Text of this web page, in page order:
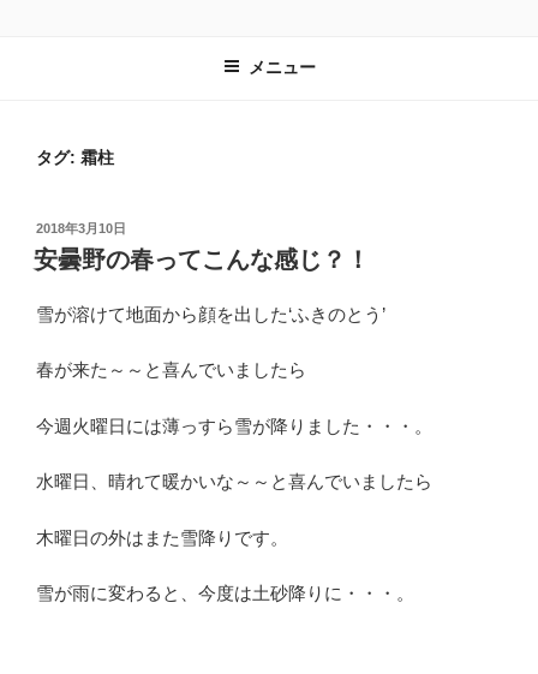
メニュー
タグ: 霜柱
投
稿
日:
2018年3月10日
安曇野の春ってこんな感じ？！
雪が溶けて地面から顔を出した‘ふきのとう’
春が来た～～と喜んでいましたら
今週火曜日には薄っすら雪が降りました・・・。
水曜日、晴れて暖かいな～～と喜んでいましたら
木曜日の外はまた雪降りです。
雪が雨に変わると、今度は土砂降りに・・・。